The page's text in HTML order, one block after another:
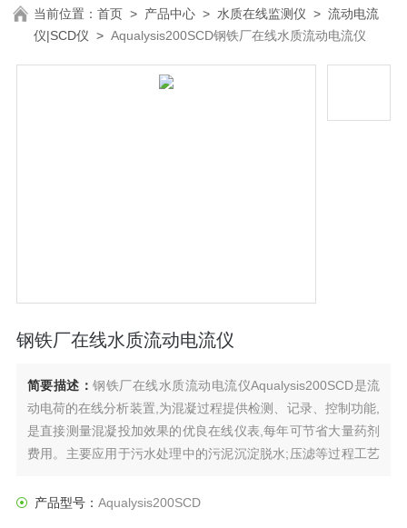
当前位置：首页 > 产品中心 > 水质在线监测仪 >流动电流
仪|SCD仪 >Aqualysis200SCD钢铁厂在线水质流动电流仪
钢铁厂在线水质流动电流仪
简要描述：钢铁厂在线水质流动电流仪Aqualysis200SCD是流
动电荷的在线分析装置,为混凝过程提供检测、记录、控制功能,
是直接测量混凝投加效果的优良在线仪表,每年可节省大量药剂
费用。主要应用于污水处理中的污泥沉淀脱水;压滤等过程工艺
产品型号： Aqualysis200SCD